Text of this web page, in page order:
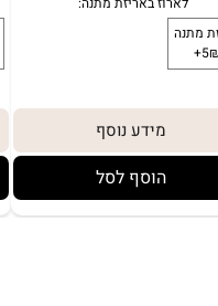
מידע נוסף
הוסף לסל